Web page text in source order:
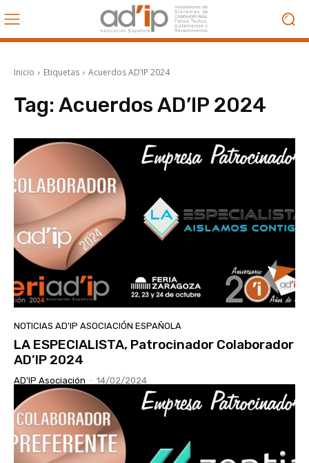
Inicio Etiquetas Acuerdos AD’IP 2024
Tag: Acuerdos AD’IP 2024
NOTICIAS AD'IP ASOCIACIÓN ESPAÑOLA
LA ESPECIALISTA, Patrocinador Colaborador
AD’IP 2024
AD'IP Asociación - 14/02/2024